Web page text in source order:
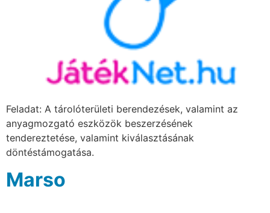
Feladat: A tárolóterületi berendezések, valamint az
anyagmozgató eszközök beszerzésének
tendereztetése, valamint kiválasztásának
döntéstámogatása.
Marso